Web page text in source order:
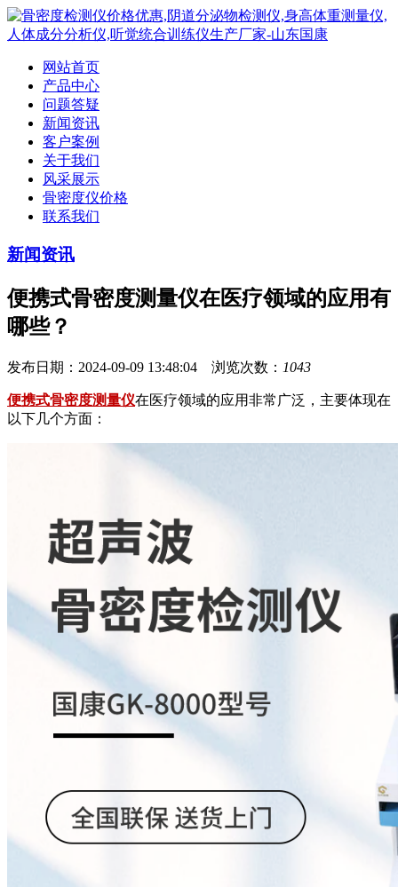
网站首页
产品中心
问题答疑
新闻资讯
客户案例
关于我们
风采展示
骨密度仪价格
联系我们
新闻资讯
便携式骨密度测量仪在医疗领域的应用有
哪些？
发布日期：2024-09-09 13:48:04 浏览次数： 1043
便携式骨密度测量仪在医疗领域的应用非常广泛，主要体现在
以下几个方面：